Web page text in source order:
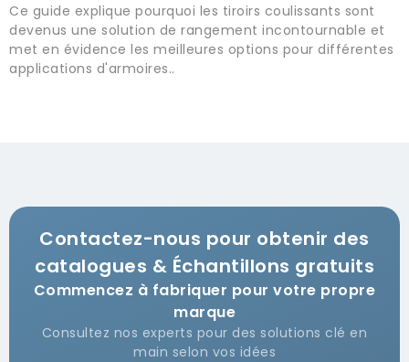
Ce guide explique pourquoi les tiroirs coulissants sont
devenus une solution de rangement incontournable et
met en évidence les meilleures options pour différentes
applications d'armoires..
Contactez-nous pour obtenir des
catalogues & Échantillons gratuits
Commencez à fabriquer pour votre propre
marque
Consultez nos experts pour des solutions clé en
main selon vos idées